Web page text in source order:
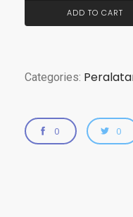
ADD TO CART
Categories:
0 0